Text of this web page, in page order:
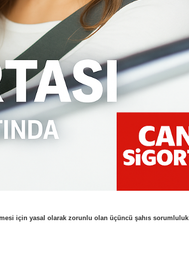
için yasal olarak zorunlu olan üçüncü şahıs sorumluluk